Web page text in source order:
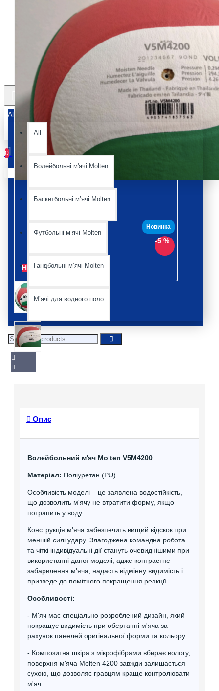
All
All
Волейбольні м'ячі Molten
Баскетбольні мʼячі Molten
Футбольні мʼячі Molten
Гандбольні мʼячі Molten
Мʼячі для водного поло
0
Новинка
-5 %
Немає
Опис
Волейбольний м'яч Molten V5M4200
Матеріал: Поліуретан (PU)
Особливість моделі – це заявлена ​​водостійкість,
що дозволить м'ячу не втратити форму, якщо
потрапить у воду.
Конструкція м'яча забезпечить вищий відскок при
меншій силі удару. Злагоджена командна робота
та чіткі індивідуальні дії стануть очевиднішими при
використанні даної моделі, адже контрастне
забарвлення м'яча, надасть відмінну видимість і
призведе до помітного покращення реакції.
Особливості:
- М'яч має спеціально розроблений дизайн, який
покращує видимість при обертанні м'яча за
рахунок панелей оригінальної форми та кольору.
- Композитна шкіра з мікрофібрами вбирає вологу,
поверхня м'яча Molten 4200 завжди залишається
сухою, що дозволяє гравцям краще контролювати
м'яч.